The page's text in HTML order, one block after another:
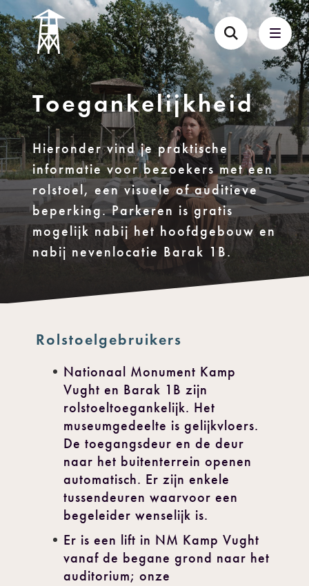
Toegankelijkheid
Hieronder vind je praktische
informatie voor bezoekers met een
rolstoel, een visuele of auditieve
beperking. Parkeren is gratis
mogelijk nabij het hoofdgebouw en
nabij nevenlocatie Barak 1B.
Rolstoelgebruikers
Nationaal Monument Kamp
Vught en Barak 1B zijn
rolstoeltoegankelijk. Het
museumgedeelte is gelijkvloers.
De toegangsdeur en de deur
naar het buitenterrein openen
automatisch. Er zijn enkele
tussendeuren waarvoor een
begeleider wenselijk is.
Er is een lift in NM Kamp Vught
vanaf de begane grond naar het
auditorium; onze